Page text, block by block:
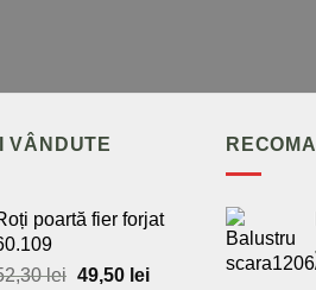
VÂNDUTE
poartă fier forjat
lei Prețul
49,50 leiPrețul